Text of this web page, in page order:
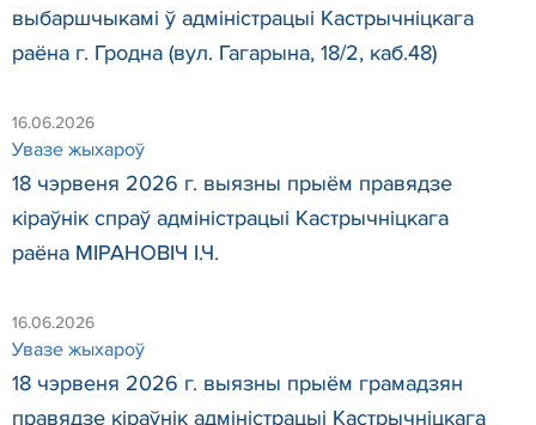
выбаршчыкамі ў адміністрацыі Кастрычніцкага
раёна г. Гродна (вул. Гагарына, 18/2, каб.48)
16.06.2026
Увазе жыхароў
18 чэрвеня 2026 г. выязны прыём правядзе
кіраўнік спраў адміністрацыі Кастрычніцкага
раёна МІРАНОВІЧ І.Ч.
16.06.2026
Увазе жыхароў
18 чэрвеня 2026 г. выязны прыём грамадзян
правядзе кіраўнік адміністрацыі Кастрычніцкага